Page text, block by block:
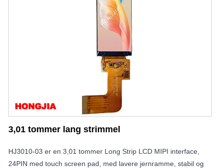
3,01 tommer lang strimmel
HJ3010-03 er en 3,01 tommer Long Strip LCD MIPI interface,
24PIN med touch screen pad, med lavere jernramme, stabil og